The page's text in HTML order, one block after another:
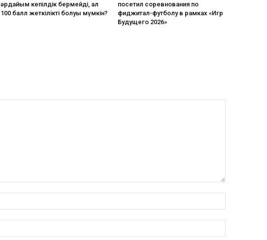
әрдайым кепілдік бермейді, ал
100 балл жеткілікті болуы мүмкін?
посетил соревнования по
фиджитал-футболу в рамках «Игр
Будущего 2026»
пошта:*